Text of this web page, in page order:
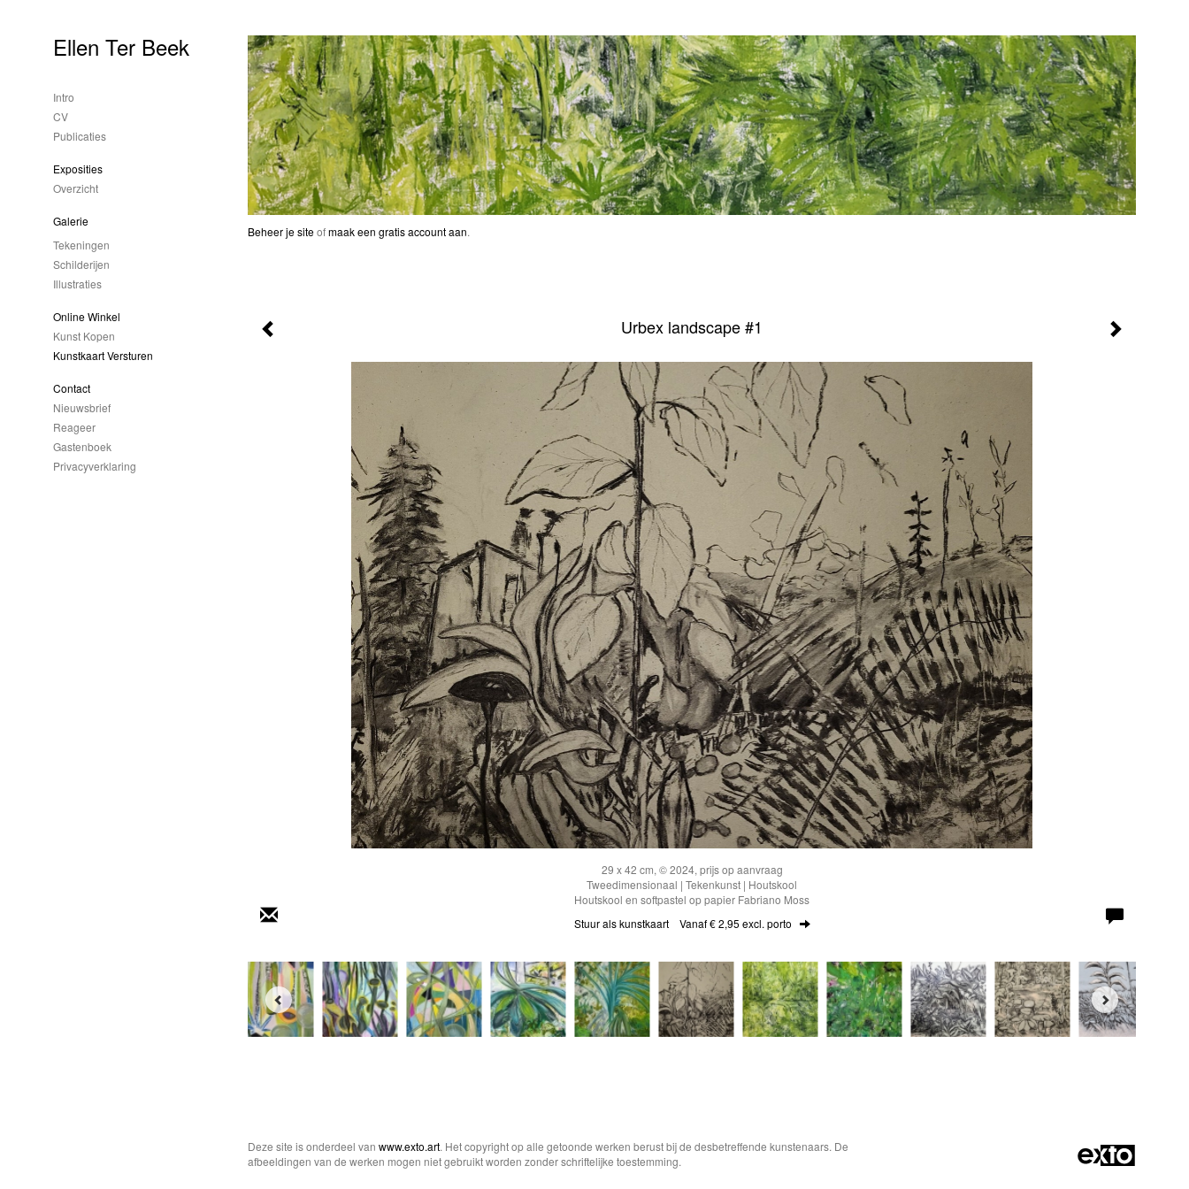
Beheer je siteofmaak een gratis account aan.
Urbex landscape #1
29 x 42 cm, © 2024, prijs op aanvraag
Tweedimensionaal | Tekenkunst | Houtskool
Houtskool en softpastel op papier Fabriano Moss
Stuur als kunstkaart Vanaf € 2,95 excl. porto
Ellen Ter Beek
Intro
CV
Publicaties
Exposities
Overzicht
Galerie
Tekeningen
Schilderijen
Illustraties
Online Winkel
Kunst Kopen
Kunstkaart Versturen
Contact
Nieuwsbrief
Reageer
Gastenboek
Privacyverklaring
Deze site is onderdeel van www.exto.art. Het copyright op alle getoonde werken berust bij de desbetreffende kunstenaars. De
afbeeldingen van de werken mogen niet gebruikt worden zonder schriftelijke toestemming.